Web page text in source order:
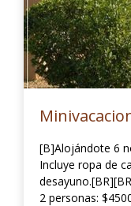
[B]Alojándote 6
Incluye ropa de
2 personas: